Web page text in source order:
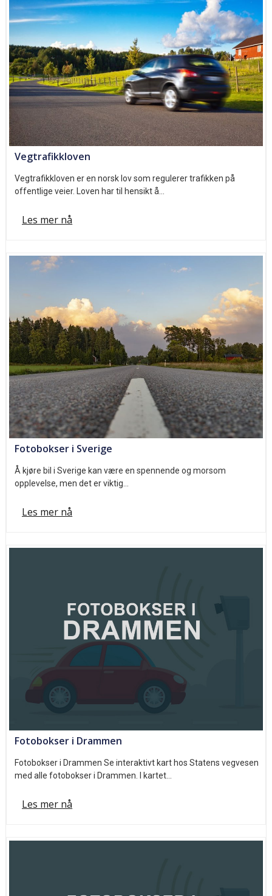
Vegtrafikkloven
Vegtrafikkloven er en norsk lov som regulerer trafikken på
offentlige veier. Loven har til hensikt å…
Les mer nå
Fotobokser i Sverige
Å kjøre bil i Sverige kan være en spennende og morsom
opplevelse, men det er viktig…
Les mer nå
Fotobokser i Drammen
Fotobokser i Drammen Se interaktivt kart hos Statens vegvesen
med alle fotobokser i Drammen. I kartet…
Les mer nå